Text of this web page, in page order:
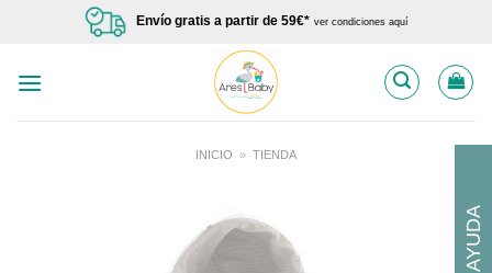
Envío gratis a partir de 59€* ver condiciones aquí
INICIO » TIENDA
AYUDA